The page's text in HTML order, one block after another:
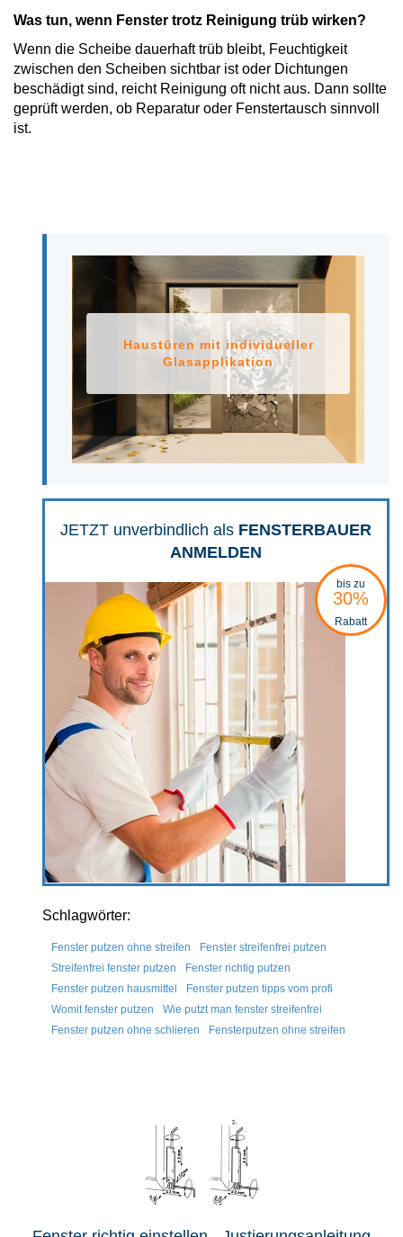
Was tun, wenn Fenster trotz Reinigung trüb wirken?
Wenn die Scheibe dauerhaft trüb bleibt, Feuchtigkeit
zwischen den Scheiben sichtbar ist oder Dichtungen
beschädigt sind, reicht Reinigung oft nicht aus. Dann sollte
geprüft werden, ob Reparatur oder Fenstertausch sinnvoll
ist.
Ab 2 Wochen Lieferzeit möglich
Haustüren mit individueller
Glasapplikation
JETZT unverbindlich als FENSTERBAUER
ANMELDEN
bis zu
30%
Rabatt
Schlagwörter:
Fenster putzen ohne streifen
Fenster streifenfrei putzen
Streifenfrei fenster putzen
Fenster richtig putzen
Fenster putzen hausmittel
Fenster putzen tipps vom profi
Womit fenster putzen
Wie putzt man fenster streifenfrei
Fenster putzen ohne schlieren
Fensterputzen ohne streifen